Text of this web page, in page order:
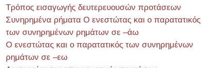
Τρόπος εισαγωγής δευτερευουσών προτάσεων
Συνηρημένα ρήματα Ο ενεστώτας και ο παρατατικός
των συνηρημένων ρημάτων σε –άω
Ο ενεστώτας και ο παρατατικός των συνηρημένων
ρημάτων σε –εω